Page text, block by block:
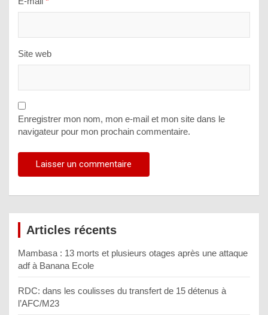
Site web
Enregistrer mon nom, mon e-mail et mon site dans le
navigateur pour mon prochain commentaire.
Articles récents
Mambasa : 13 morts et plusieurs otages après une attaque
adf à Banana Ecole
RDC: dans les coulisses du transfert de 15 détenus à
l’AFC/M23